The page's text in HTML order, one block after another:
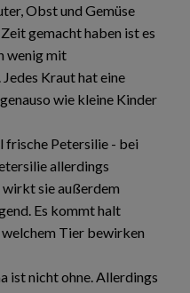
Obst und Gemüse
gemacht haben ist es
wenig mit
Kraut hat eine
wie kleine Kinder
frische Petersilie - bei
allerdings
sie außerdem
Es kommt halt
welchem Tier bewirken
ist nicht ohne. Allerdings